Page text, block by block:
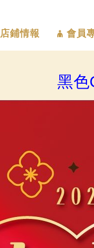
店鋪情報 會員
黑色